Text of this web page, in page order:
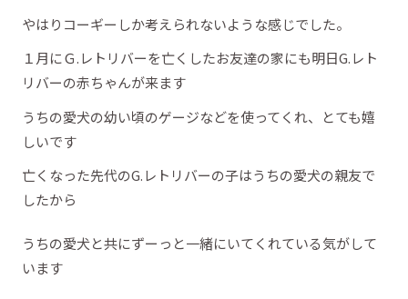
やはりコーギーしか考えられないような感じでした。
１月にＧ.レトリバーを亡くしたお友達の家にも明日G.レト
リバーの赤ちゃんが来ます
うちの愛犬の幼い頃のゲージなどを使ってくれ、とても嬉
しいです
亡くなった先代のG.レトリバーの子はうちの愛犬の親友で
したから
うちの愛犬と共にずーっと一緒にいてくれている気がして
います